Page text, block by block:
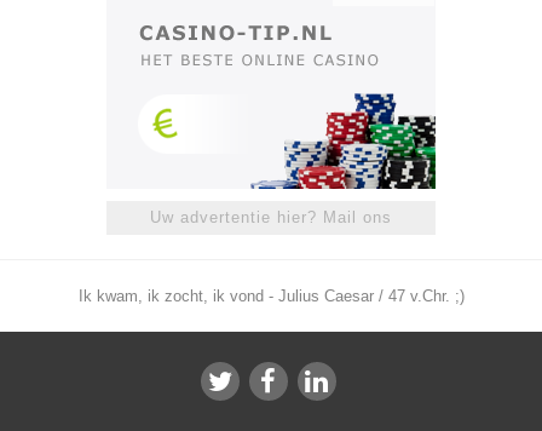
Uw advertentie hier? Mail ons
Ik kwam, ik zocht, ik vond - Julius Caesar / 47 v.Chr. ;)